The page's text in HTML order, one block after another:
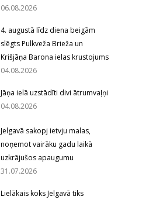
06.08.2026
4. augustā līdz diena beigām
slēgts Pulkveža Brieža un
Krišjāņa Barona ielas krustojums
04.08.2026
Jāņa ielā uzstādīti divi ātrumvaļņi
04.08.2026
Jelgavā sakopj ietvju malas,
noņemot vairāku gadu laikā
uzkrājušos apaugumu
31.07.2026
Lielākais koks Jelgavā tiks